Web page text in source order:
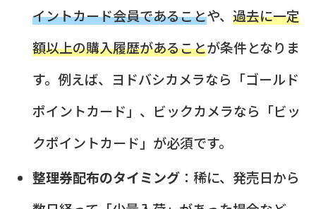
イントカード会員であることや、 過去に一定
額以上の購入履歴があることが条件となりま
す。例えば、ヨドバシカメラなら「ゴールド
ポイントカード」、ビックカメラなら「ビッ
クポイントカード」が必須です。
整理券配布のタイミング：稀に、発売日から